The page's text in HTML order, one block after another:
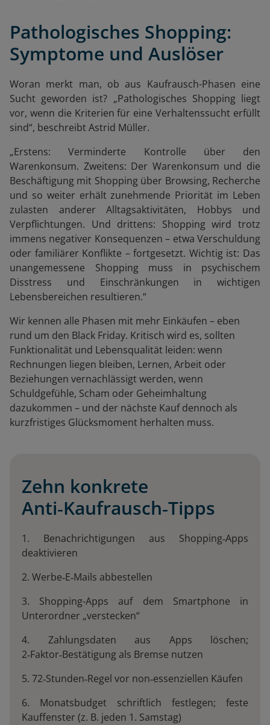
Pathologisches Shopping:
Symptome und Auslöser
Woran merkt man, ob aus Kaufrausch-Phasen eine
Sucht geworden ist? „Pathologisches Shopping liegt
vor, wenn die Kriterien für eine Verhaltenssucht erfüllt
sind“, beschreibt Astrid Müller.
„Erstens: Verminderte Kontrolle über den
Warenkonsum. Zweitens: Der Warenkonsum und die
Beschäftigung mit Shopping über Browsing, Recherche
und so weiter erhält zunehmende Priorität im Leben
zulasten anderer Alltagsaktivitäten, Hobbys und
Verpflichtungen. Und drittens: Shopping wird trotz
immens negativer Konsequenzen – etwa Verschuldung
oder familiärer Konflikte – fortgesetzt. Wichtig ist: Das
unangemessene Shopping muss in psychischem
Disstress und Einschränkungen in wichtigen
Lebensbereichen resultieren.“
Wir kennen alle Phasen mit mehr Einkäufen – eben
rund um den Black Friday. Kritisch wird es, sollten
Funktionalität und Lebensqualität leiden: wenn
Rechnungen liegen bleiben, Lernen, Arbeit oder
Beziehungen vernachlässigt werden, wenn
Schuldgefühle, Scham oder Geheimhaltung
dazukommen – und der nächste Kauf dennoch als
kurzfristiges Glücksmoment herhalten muss.
Zehn konkrete
Anti‑Kaufrausch‑Tipps
1. Benachrichtigungen aus Shopping‑Apps
deaktivieren
2. Werbe‑E‑Mails abbestellen
3. Shopping-Apps auf dem Smartphone in
Unterordner „verstecken“
4. Zahlungsdaten aus Apps löschen;
2‑Faktor‑Bestätigung als Bremse nutzen
5. 72‑Stunden‑Regel vor non‑essenziellen Käufen
6. Monatsbudget schriftlich festlegen; feste
Kauffenster (z. B. jeden 1. Samstag)